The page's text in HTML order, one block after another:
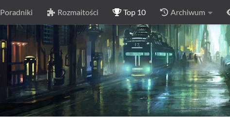
Poradniki Rozmaitości Top 10 Archiwum